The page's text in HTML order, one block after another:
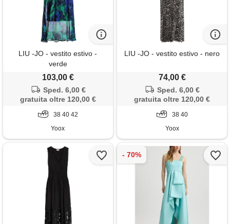
LIU -JO - vestito estivo -
verde
103,00 €
Sped. 6,00 €
gratuita oltre 120,00 €
38 40 42
Yoox
LIU -JO - vestito estivo - nero
74,00 €
Sped. 6,00 €
gratuita oltre 120,00 €
38 40
Yoox